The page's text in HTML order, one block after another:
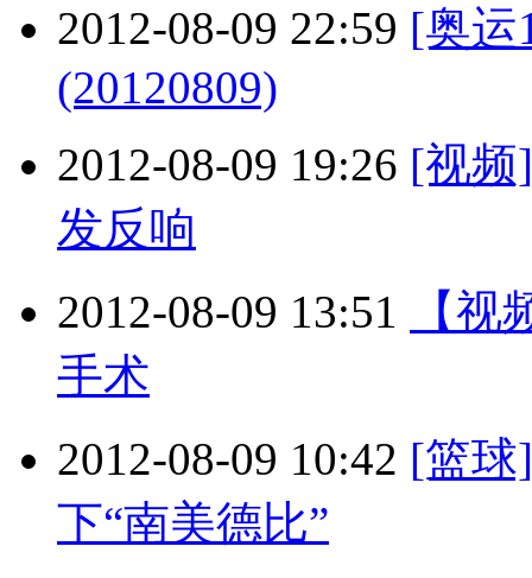
2012-08-09 22:59 [奥运
(20120809)
2012-08-09 19:26 [视频
发反响
2012-08-09 13:51
【
手术
2012-08-09 10:42 [篮球
下“南美德比”